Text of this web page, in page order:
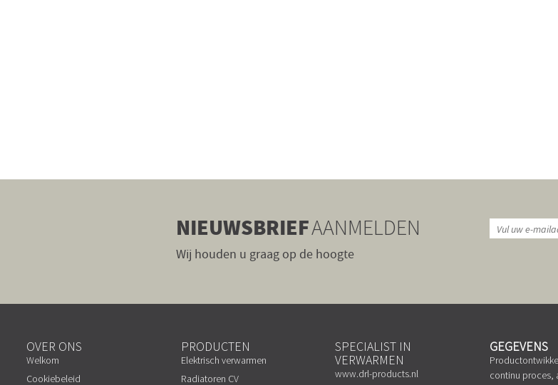
NIEUWSBRIEFAANMELDEN
Wij houden u graag op de hoogte
OVER ONS
Welkom
Cookiebeleid
PRODUCTEN
Elektrisch verwarmen
Radiatoren CV
SPECIALIST IN
VERWARMEN
www.drl-products.nl
GEGEVENS
continu proces,